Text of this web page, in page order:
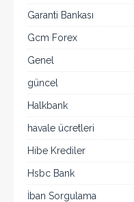
Garanti Bankası
Gcm Forex
Genel
güncel
Halkbank
havale ücretleri
Hibe Krediler
Hsbc Bank
İban Sorgulama